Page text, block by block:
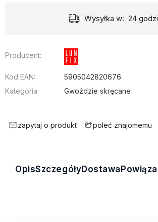
Wysyłka w: 24
Producent:
Kod EAN:
5905042820676
Kategoria:
Gwoździe skręcane
zapytaj o produkt poleć znajomemu
OpisSzczegółyDostawa